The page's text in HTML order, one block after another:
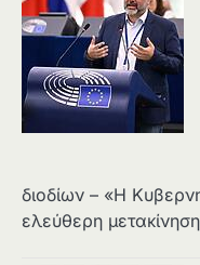
διοδίων – «Η
ελεύθερη